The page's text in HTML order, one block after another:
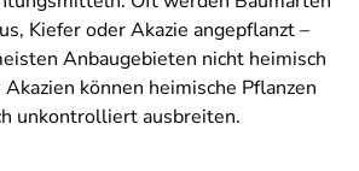
Kiefer oder Akazie angepflanzt –
Anbaugebieten nicht heimisch
können heimische Pflanzen
unkontrolliert ausbreiten.